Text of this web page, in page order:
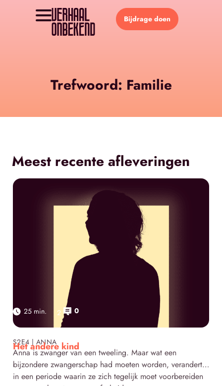
Bijdrage doen
Trefwoord: Familie
Meest recente afleveringen
25 min. 2 0
S2E4 | ANNA
Het andere kind
Anna is zwanger van een tweeling. Maar wat een
bijzondere zwangerschap had moeten worden, verandert
in een periode waarin ze zich tegelijk moet voorbereiden